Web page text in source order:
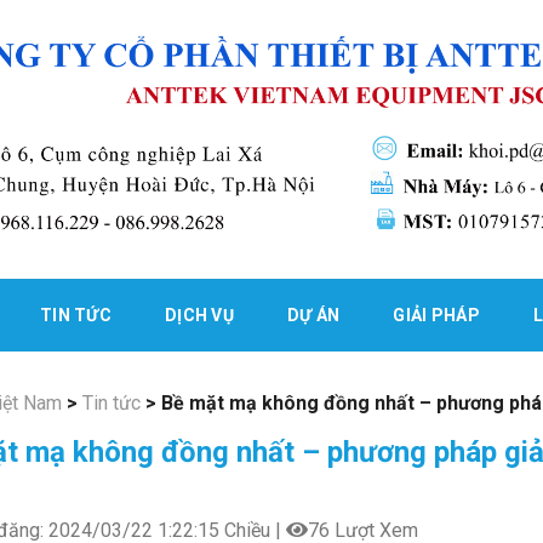
TIN TỨC DỊCH VỤ DỰ ÁN GIẢI PHÁP
Nam > Tin tức > Bề mặt mạ không đồng nhất – phương
mạ không đồng nhất – phương pháp
2024/03/22 1:22:15 Chiều |
76 Lượt Xem